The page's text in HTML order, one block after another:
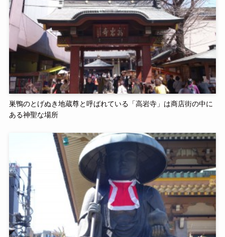
巣鴨のとげぬき地蔵尊と呼ばれている「高岩寺」は商店街の中に
ある神聖な場所